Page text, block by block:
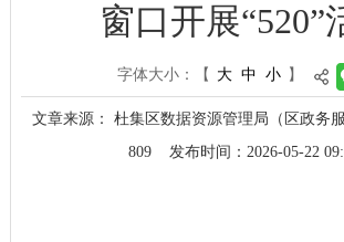
窗口开展“520”
字体大小： 【 大 中 小 】
文章来源： 杜集区数据资源管理局（区政务服
809
发布时间：2026-05-22